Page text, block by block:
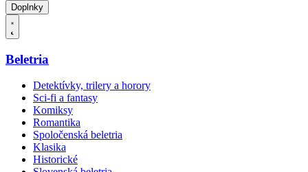
Doplnky
Beletria
Detektívky, trilery a horory
Sci-fi a fantasy
Komiksy
Romantika
Spoločenská beletria
Klasika
Historické